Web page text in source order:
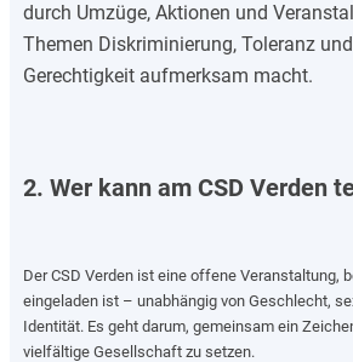
durch Umzüge, Aktionen und
Themen Diskriminierung, Toleranz
Gerechtigkeit aufmerksam macht.
2. Wer kann am CSD Verden
Der CSD Verden ist eine offene Veranstaltung,
eingeladen ist – unabhängig von Geschlecht,
Identität. Es geht darum, gemeinsam ein
vielfältige Gesellschaft zu setzen.